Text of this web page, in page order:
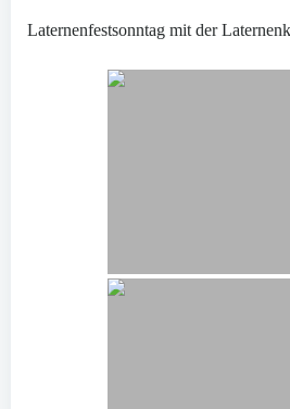
Laternenfestsonntag mit der